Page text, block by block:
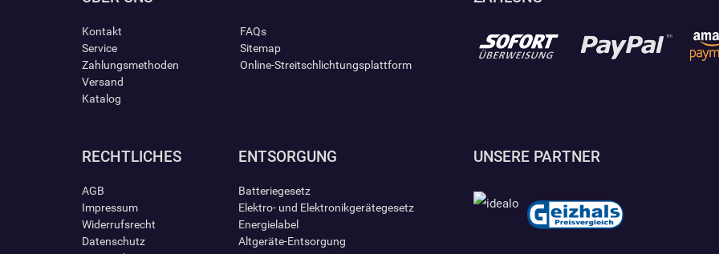
Kontakt
Service
Zahlungsmethoden
Versand
Katalog
FAQs
Sitemap
Online-Streitschlichtungsplattform
RECHTLICHES
AGB
Impressum
Widerrufsrecht
Datenschutz
ENTSORGUNG
Batteriegesetz
Elektro- und Elektronikgerätegesetz
Energielabel
Altgeräte-Entsorgung
UNSERE PARTNER